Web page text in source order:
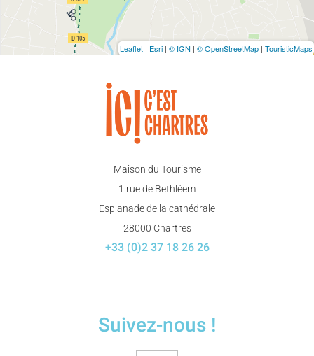
Leaflet | Esri | © IGN | © OpenStreetMap | TouristicMaps
Maison du Tourisme
1 rue de Bethléem
Esplanade de la cathédrale
28000 Chartres
+33 (0)2 37 18 26 26
Suivez-nous !